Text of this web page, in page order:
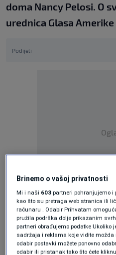
doma Nancy Pelosi. O
urednica Glasa
Podijeli
Više tema kao što je
AMRA ALIREJSOVIĆ DONALD
Brinemo o vašoj privatnosti
Mi i naši 603 partneri pohranjujemo
kao što su pretraga web stranica ili
računaru . Odabir Prihvatam
pružila podrška dolje prikazanim
partneri obrađujemo podatke Ukoliko
sadržaja i reklama koje vidite možda
odabir postavki možete ponovno
odabir ili pristanak tako što ćete